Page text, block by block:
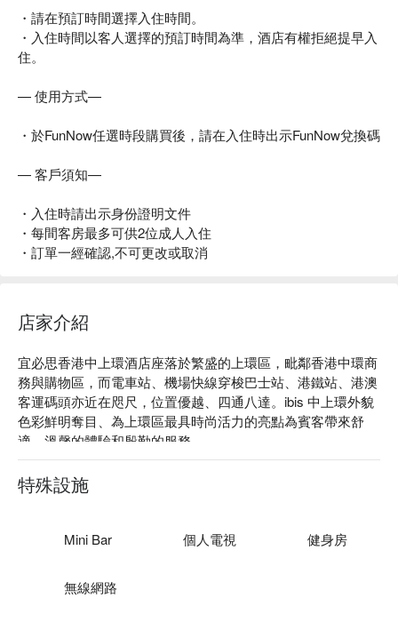
・請在預訂時間選擇入住時間。
・入住時間以客人選擇的預訂時間為準，酒店有權拒絕提早入
住。
— 使用方式—
・於FunNow任選時段購買後，請在入住時出示FunNow兌換碼
— 客戶須知—
・入住時請出示身份證明文件
・每間客房最多可供2位成人入住
・訂單一經確認,不可更改或取消
店家介紹
宜必思香港中上環酒店座落於繁盛的上環區，毗鄰香港中環商
務與購物區，而電車站、機場快線穿梭巴士站、港鐵站、港澳
客運碼頭亦近在咫尺，位置優越、四通八達。ibis 中上環外貌
色彩鮮明奪目、為上環區最具時尚活力的亮點為賓客帶來舒
適、溫馨的體驗和殷勤的服務。
宜必思香港中上環酒店提供550間客房共三種客房類型包括城
景客房、海景客房和開放式公寓客房。房間設計簡約時尚，配
備免費無線寬頻網絡，並以高達三米的樓底、偌大落地玻璃
海港景觀，賞心悅目。在香港宜必思，我們致力讓您高枕而
餐。如喜愛清晨早起或睡懶覺，LE BAR亦提供輕盈早餐選
特殊設施
Mini Bar 個人電視 健身房
無線網路